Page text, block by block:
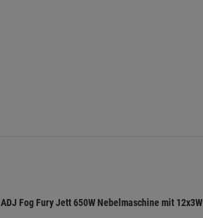
ADJ Fog Fury Jett 650W Nebelmaschine mit 12x3W